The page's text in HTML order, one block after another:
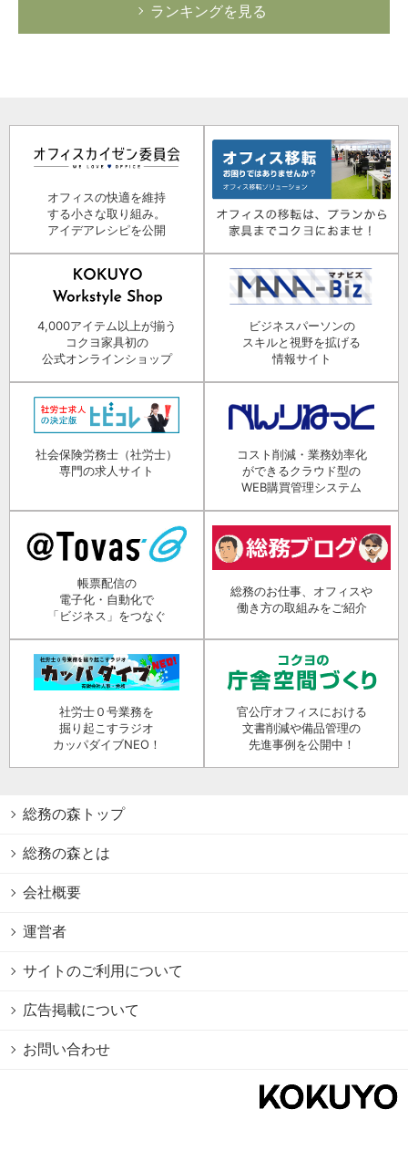
ランキングを見る
オフィスの快適を維持
する小さな取り組み。
アイデアレシピを公開
4,000アイテム以上が揃う
コクヨ家具初の
公式オンラインショップ
ビジネスパーソンの
スキルと視野を拡げる
情報サイト
社会保険労務士（社労士）
専門の求人サイト
コスト削減・業務効率化
ができるクラウド型の
WEB購買管理システム
帳票配信の
電子化・自動化で
「ビジネス」をつなぐ
総務のお仕事、オフィスや
働き方の取組みをご紹介
社労士０号業務を
掘り起こすラジオ
カッパダイブNEO！
官公庁オフィスにおける
文書削減や備品管理の
先進事例を公開中！
総務の森トップ
総務の森とは
会社概要
運営者
サイトのご利用について
広告掲載について
お問い合わせ